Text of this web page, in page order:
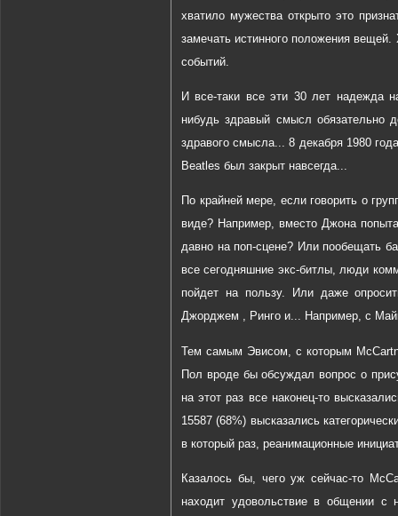
хватило мужества открыто это
замечать истинного положения вещей.
событий.
И все-таки все эти 30 лет надежда
нибудь здравый смысл обязательно
здравого смысла... 8 декабря 1980
Beatles был закрыт навсегда...
По крайней мере, если говорить о
виде? Например, вместо Джона
давно на поп-сцене? Или пообещать
все сегодняшние экс-битлы, люди
пойдет на пользу. Или даже
Джорджем , Ринго и... Например, с
Тем самым Эвисом, с которым
Пол вроде бы обсуждал вопрос о
на этот раз все наконец-то
15587 (68%) высказались
в который раз, реанимационные
Казалось бы, чего уж сейчас-то
находит удовольствие в общении